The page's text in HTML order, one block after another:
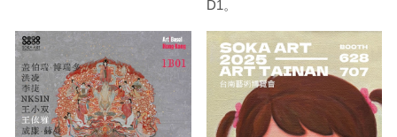
間，體驗藝術如何成為情感與
思想的連結。此次將展出來自
臺灣、中國、日本、韓國與英
國等地的 13 位藝術家作品，
包括：於彭、手嶋大輔、王依
D1。